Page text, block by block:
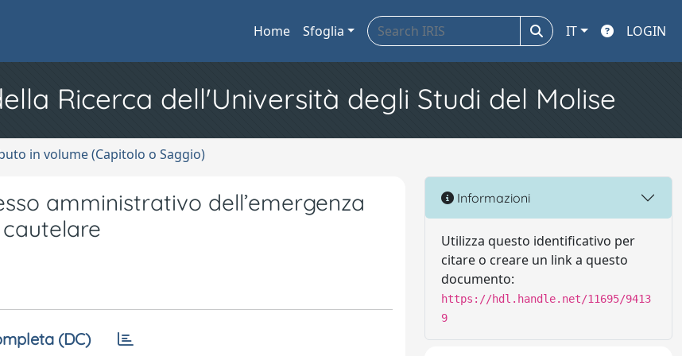
Home Sfoglia IT LOGIN
Ricerca dell'Università degli Studi del Molise
in volume (Capitolo o Saggio)
amministrativo dell’emergenza
(DC)
Informazioni
Utilizza questo identificativo per
citare o creare un link a questo
documento:
https://hdl.handle.net/11695/9413
9